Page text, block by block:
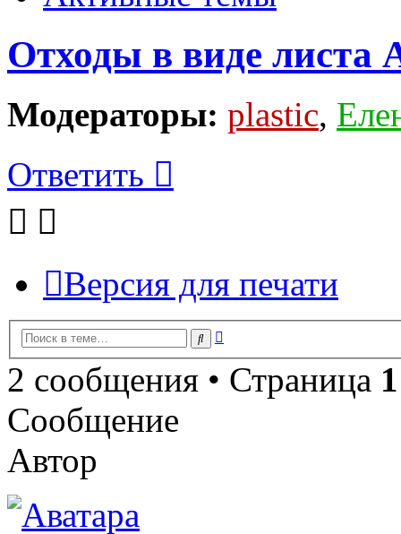
Отходы в виде листа
Модераторы: plastic,
Ответить
Версия для печати
Поиск
2 сообщения • Страница 1
Сообщение
Автор